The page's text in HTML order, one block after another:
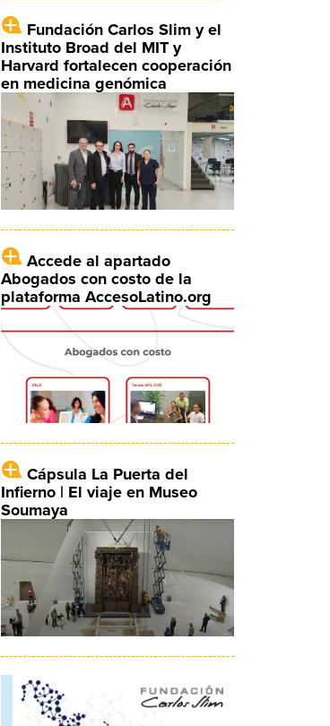
Fundación Carlos Slim y el
Instituto Broad del MIT y
Harvard fortalecen cooperación
en medicina genómica
Accede al apartado
Abogados con costo de la
plataforma AccesoLatino.org
Cápsula La Puerta del
Infierno | El viaje en Museo
Soumaya